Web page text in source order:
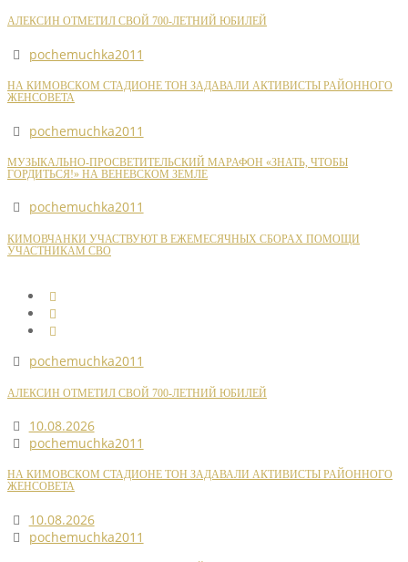
АЛЕКСИН ОТМЕТИЛ СВОЙ 700-ЛЕТНИЙ ЮБИЛЕЙ
pochemuchka2011
НА КИМОВСКОМ СТАДИОНЕ ТОН ЗАДАВАЛИ АКТИВИСТЫ РАЙОННОГО
ЖЕНСОВЕТА
pochemuchka2011
МУЗЫКАЛЬНО-ПРОСВЕТИТЕЛЬСКИЙ МАРАФОН «ЗНАТЬ, ЧТОБЫ
ГОРДИТЬСЯ!» НА ВЕНЕВСКОМ ЗЕМЛЕ
pochemuchka2011
КИМОВЧАНКИ УЧАСТВУЮТ В ЕЖЕМЕСЯЧНЫХ СБОРАХ ПОМОЩИ
УЧАСТНИКАМ СВО
pochemuchka2011
АЛЕКСИН ОТМЕТИЛ СВОЙ 700-ЛЕТНИЙ ЮБИЛЕЙ
10.08.2026
pochemuchka2011
НА КИМОВСКОМ СТАДИОНЕ ТОН ЗАДАВАЛИ АКТИВИСТЫ РАЙОННОГО
ЖЕНСОВЕТА
10.08.2026
pochemuchka2011